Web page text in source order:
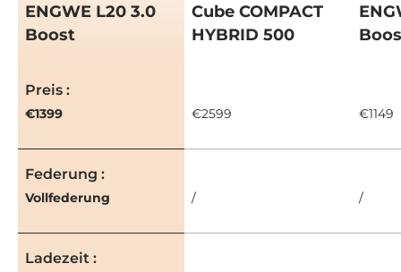
ENGWE L20 3.0
Boost
Cube COMPACT
HYBRID 500
Preis
€1399 €2599 €1149
Federung
Vollfederung / /
Ladezeit